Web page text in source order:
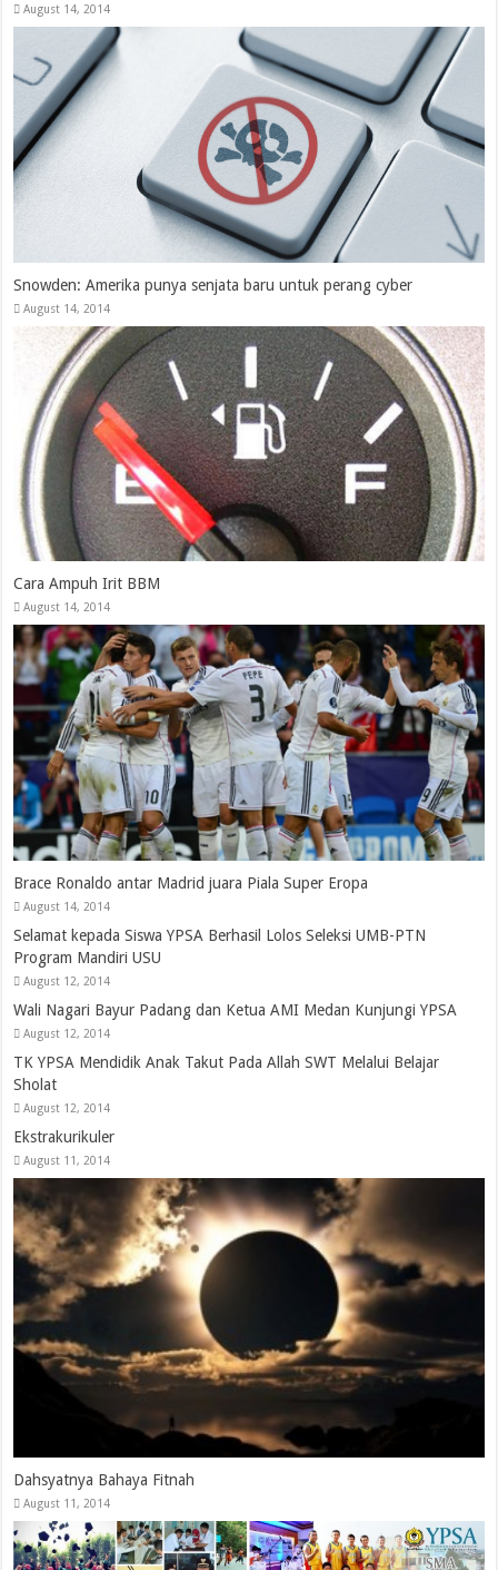
August 14, 2014
Snowden: Amerika punya senjata baru untuk perang cyber
August 14, 2014
Cara Ampuh Irit BBM
August 14, 2014
Brace Ronaldo antar Madrid juara Piala Super Eropa
August 14, 2014
Selamat kepada Siswa YPSA Berhasil Lolos Seleksi UMB-PTN
Program Mandiri USU
August 12, 2014
Wali Nagari Bayur Padang dan Ketua AMI Medan Kunjungi YPSA
August 12, 2014
TK YPSA Mendidik Anak Takut Pada Allah SWT Melalui Belajar
Sholat
August 12, 2014
Ekstrakurikuler
August 11, 2014
Dahsyatnya Bahaya Fitnah
August 11, 2014